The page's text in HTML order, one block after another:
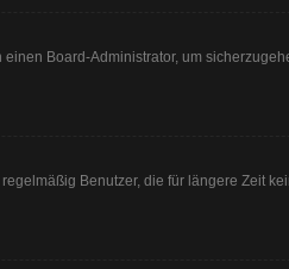
Board-Administrator, um
Benutzer, die für längere Zeit